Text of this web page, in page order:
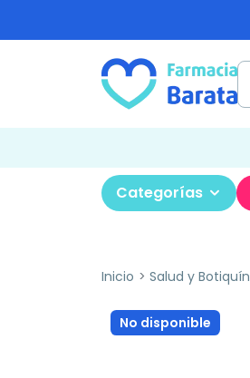
Categorías
Inicio Salud y Botiquín
No disponible